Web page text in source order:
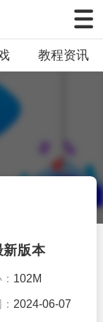
教程资讯
版本
102M
2024-06-07